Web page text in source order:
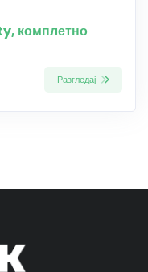
комплетно
Разгледај